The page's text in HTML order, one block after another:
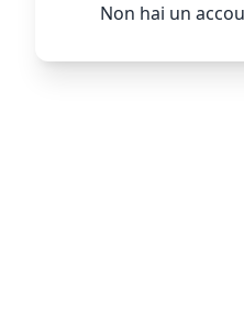
Non hai un